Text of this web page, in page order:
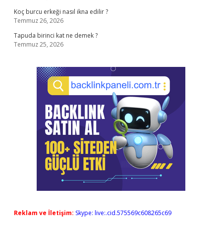
Koç burcu erkeği nasıl ikna edilir ?
Temmuz 26, 2026
Tapuda birinci kat ne demek ?
Temmuz 25, 2026
Reklam ve İletişim: Skype: live:.cid.575569c608265c69